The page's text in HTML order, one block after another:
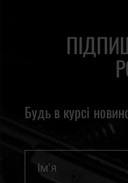
Будь в курсі